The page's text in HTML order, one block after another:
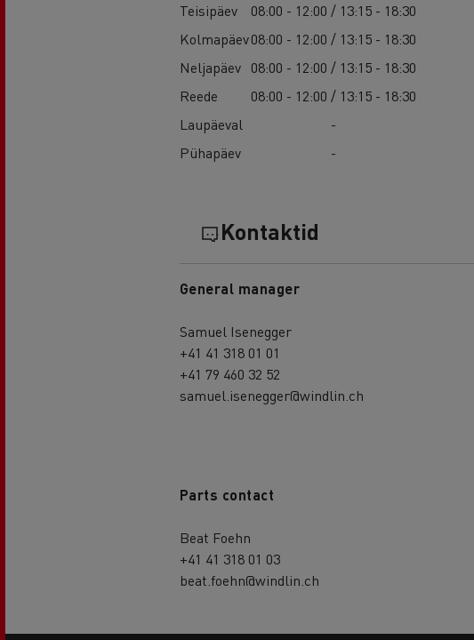
Teisipäev
08:00 - 12:00 / 13:15 - 18:30
Kolmapäev08:00 - 12:00 / 13:15 - 18:30
Neljapäev 08:00 - 12:00 / 13:15 - 18:30
Reede
08:00 - 12:00 / 13:15 - 18:30
Laupäeval
-
Pühapäev
-
Kontaktid
General manager
Samuel Isenegger
+41 41 318 01 01
+41 79 460 32 52
samuel.isenegger@windlin.ch
Parts contact
Beat Foehn
+41 41 318 01 03
beat.foehn@windlin.ch